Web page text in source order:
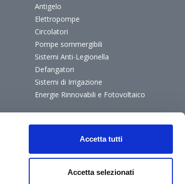
Accetta tutti
Accetta selezionati
Antigelo
Elettropompe
Circolatori
Pompe sommergibili
Sistemi Anti-Legionella
Defangatori
Sistemi di Irrigazione
Energie Rinnovabili e Fotovoltaico